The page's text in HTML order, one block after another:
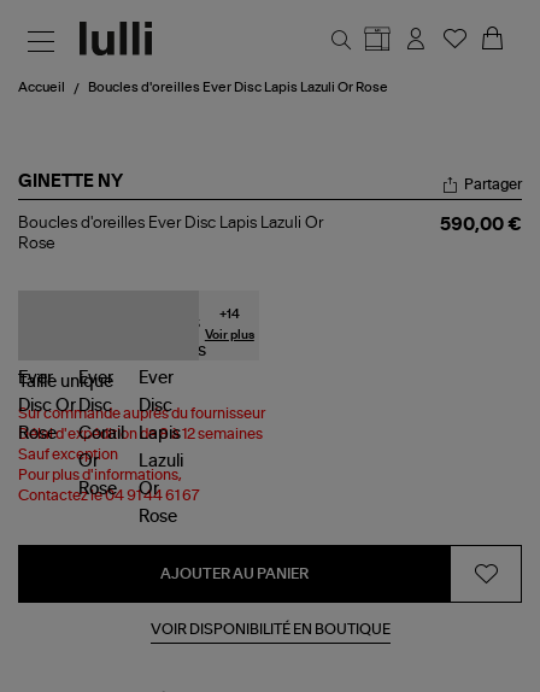
Accueil Boucles d'oreilles Ever Disc Lapis Lazuli Or Rose
GINETTE NY
Boucles
d'oreilles
Partager
Boucles d'oreilles Ever Disc Lapis Lazuli Or
Rose
590,00 €
+14
Voir plus
Taille unique
Sur commande auprès du fournisseur
Délai d'expédition de 8 à 12 semaines
Sauf exception
Pour plus d'informations,
Contactez le 04 91 44 61 67
AJOUTER AU PANIER
VOIR DISPONIBILITÉ EN BOUTIQUE